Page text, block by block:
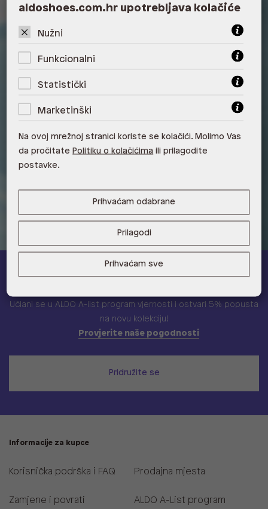
Zagreb
ALDO, City Center One West
ALDO, Mall of Split Split
ALDO, City Center One Split 21000
ALDO, Tower Centar 51000 Rijeka
ALDO A-list
Učlani se u ALDO A-list program vjernosti i ostvari 5% popusta
na novu kolekciju!
Provjerite naše pogodnosti
Pridružite se
Informacije za kupce
Korisnička podrška i FAQ
Zamjene i povrati
Prodajna mjesta
ALDO A-List program
aldoshoes.com.hr upotrebljava kolačiće
Nužni
Funkcionalni
Statistički
Marketinški
Na ovoj mrežnoj stranici koriste se kolačići. Molimo Vas
da pročitate Politiku o kolačićima ili prilagodite
postavke.
Prihvaćam odabrane
Prilagodi
Prihvaćam sve